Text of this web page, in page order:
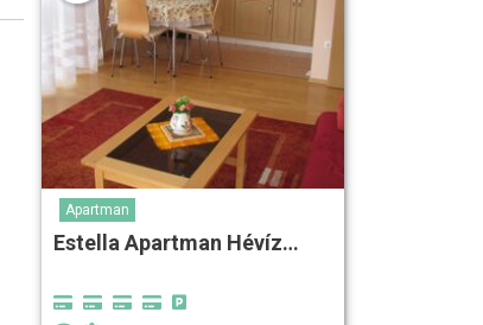
Apartman
Estella Apartman Hévíz…